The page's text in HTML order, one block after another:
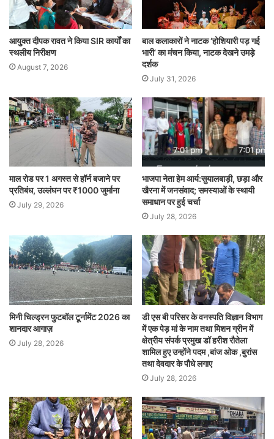
आयुक्त दीपक रावत ने किया SIR कार्यों का
स्थलीय निरीक्षण
August 7, 2026
बाल कलाकारों ने नाटक ‘होशियारी पड़ गई
भारी’ का मंचन किया, नाटक देखने उमड़े
दर्शक
July 31, 2026
माल रोड पर 1 अगस्त से हॉर्न बजाने पर
प्रतिबंध, उल्लंघन पर ₹1000 जुर्माना
July 29, 2026
भाजपा नेता हेम आर्य:सुयालबाड़ी, छड़ा और
खैरना में जनसंवाद; समस्याओं के स्थायी
समाधान पर हुई चर्चा
July 28, 2026
मिनी चिल्ड्रन फुटबॉल टूर्नामेंट 2026 का
शानदार आगाज़
July 28, 2026
डी एस बी परिसर के वनस्पति विज्ञान विभाग
में एक पेड़ मां के नाम तथा मिशन ग्रीन में
क्षेत्रीय संपर्क प्रमुख डॉ हरीश रौतेला
शामिल हुए उन्होंने पदम ,बांज ओक ,बुरांस
तथा देवदार के पौधे लगाए
July 28, 2026